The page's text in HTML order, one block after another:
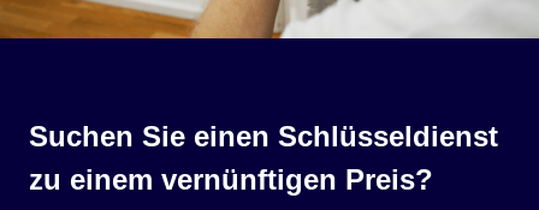
Suchen Sie einen Schlüsseldienst
zu einem vernünftigen Preis?